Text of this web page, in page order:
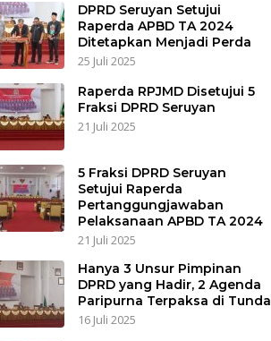
DPRD Seruyan Setujui
Raperda APBD TA 2024
Ditetapkan Menjadi Perda
25 Juli 2025
Raperda RPJMD Disetujui 5
Fraksi DPRD Seruyan
21 Juli 2025
5 Fraksi DPRD Seruyan
Setujui Raperda
Pertanggungjawaban
Pelaksanaan APBD TA 2024
21 Juli 2025
Hanya 3 Unsur Pimpinan
DPRD yang Hadir, 2 Agenda
Paripurna Terpaksa di Tunda
16 Juli 2025